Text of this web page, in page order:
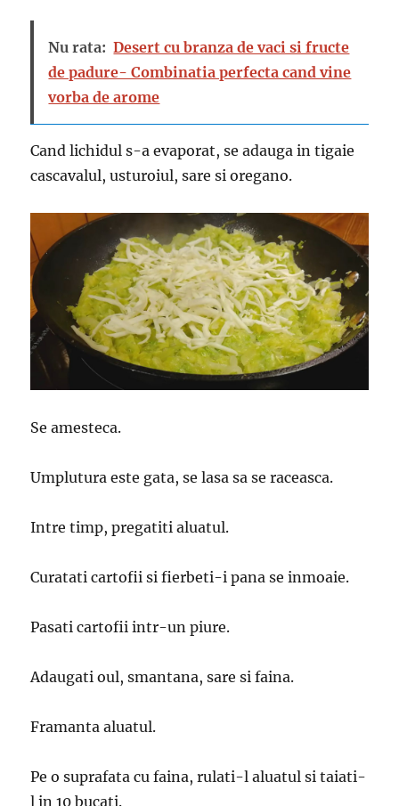
Nu rata: Desert cu branza de vaci si fructe
de padure- Combinatia perfecta cand vine
vorba de arome
Cand lichidul s-a evaporat, se adauga in tigaie
cascavalul, usturoiul, sare si oregano.
Se amesteca.
Umplutura este gata, se lasa sa se raceasca.
Intre timp, pregatiti aluatul.
Curatati cartofii si fierbeti-i pana se inmoaie.
Pasati cartofii intr-un piure.
Adaugati oul, smantana, sare si faina.
Framanta aluatul.
Pe o suprafata cu faina, rulati-l aluatul si taiati-
l in 10 bucati.